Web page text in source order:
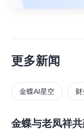
更多新闻
金蝶AI星空
金蝶与老凤祥